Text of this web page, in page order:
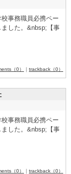
事務職員必携ペー
した。&­n­b­s­p­;【事
（0） ｜ trackback（0）
事務職員必携ペー
した。&­n­b­s­p­;【事
（0） ｜ trackback（0）